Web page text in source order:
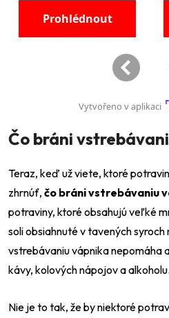
Čo bráni
Teraz, keď už viete, ktoré
zhrnúť, čo bráni vstrebávaniu
potraviny, ktoré obsahujú veľké
soli obsiahnuté v tavených syroch
vstrebávaniu vápnika nepomáha
kávy, kolových nápojov a alkoholu.
Nie je to tak, že by niektoré